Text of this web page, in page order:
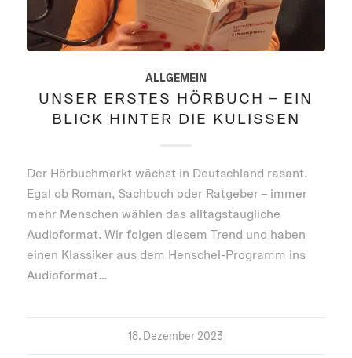
ALLGEMEIN
UNSER ERSTES HÖRBUCH – EIN
BLICK HINTER DIE KULISSEN
Der Hörbuchmarkt wächst in Deutschland rasant.
Egal ob Roman, Sachbuch oder Ratgeber – immer
mehr Menschen wählen das alltagstaugliche
Audioformat. Wir folgen diesem Trend und haben
einen Klassiker aus dem Henschel-Programm ins
Audioformat…
18. Dezember 2023